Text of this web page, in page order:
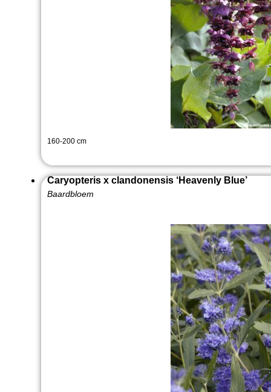
160-200 cm
Caryopteris x clandonensis ‘Heavenly Blue’
Baardbloem